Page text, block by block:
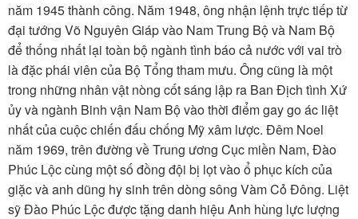
TÌM KIẾM
Vận hành bởi QI Corp
năm 1945 thành công. Năm 1948, ông nhận lệnh trực tiếp từ
đại tướng Võ Nguyên Giáp vào Nam Trung Bộ và Nam Bộ
để thống nhất lại toàn bộ ngành tình báo cả nước với vai trò
là đặc phái viên của Bộ Tổng tham mưu. Ông cũng là một
trong những nhân vật nòng cốt sáng lập ra Ban Địch tình Xứ
ủy và ngành Binh vận Nam Bộ vào thời điểm gay go ác liệt
nhất của cuộc chiến đấu chống Mỹ xâm lược. Đêm Noel
năm 1969, trên đường về Trung ương Cục miền Nam, Đào
Phúc Lộc cùng một số đồng đội bị lọt vào ổ phục kích của
giặc và anh dũng hy sinh trên dòng sông Vàm Cỏ Đông. Liệt
sỹ Đào Phúc Lộc được tặng danh hiệu Anh hùng lực lượng